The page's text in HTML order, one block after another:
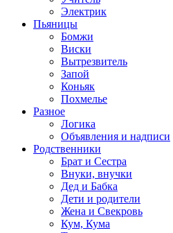
Электрик
Пьяницы
Бомжи
Виски
Вытрезвитель
Запой
Коньяк
Похмелье
Разное
Логика
Объявления и надписи
Родственники
Брат и Сестра
Внуки, внучки
Дед и Бабка
Дети и родители
Жена и Свекровь
Кум, Кума